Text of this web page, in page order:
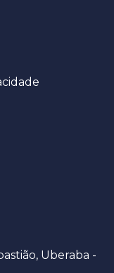
Uberaba -